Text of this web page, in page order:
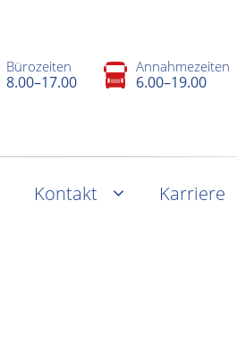
Bürozeiten
8.00–17.00
Annahmezeiten
6.00–19.00
Kontakt Karriere